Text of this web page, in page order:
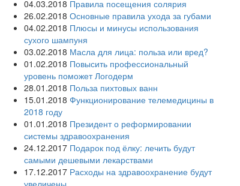
04.03.2018 Правила посещения солярия
26.02.2018 Основные правила ухода за губами
04.02.2018 Плюсы и минусы использования
сухого шампуня
03.02.2018 Масла для лица: польза или вред?
01.02.2018 Повысить профессиональный
уровень поможет Логодерм
28.01.2018 Польза пихтовых ванн
15.01.2018 Функционирование телемедицины в
2018 году
01.01.2018 Президент о реформировании
системы здравоохранения
24.12.2017 Подарок под ёлку: лечить будут
самыми дешевыми лекарствами
17.12.2017 Расходы на здравоохранение будут
увеличены